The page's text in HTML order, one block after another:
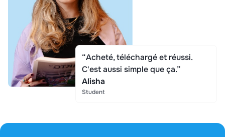
“Acheté, téléchargé et réussi.
C'est aussi simple que ça.”
Alisha
Student